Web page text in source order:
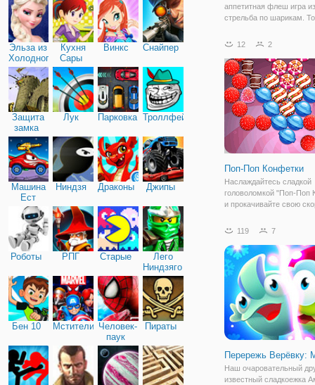
Эльза из
Холодного
сердца
Кухня
Сары
Винкс Снайпер
Защита
замка
Лук Парковка Троллфейс
Машина
Ест
Машину
Ниндзя Драконы Джипы
Роботы РПГ Старые
Лего
Ниндзяго
Бен 10 Мстители Человек-
паук
Пираты
аппетитная флеш игра
стрельба по шарикам.
стрелять аппетитными
просты, и в неё можно
бесплатно. Для этого
12 2
Поп-Поп Конфетки
Наслаждайтесь сладкой
головоломкой "Поп-Поп
и прокачивайте свою
объединяющая жанры
вместо шариков на
будут аппетитные и
119 7
Перережь Верёвку:
Наш очаровательный
известный сладкоежка